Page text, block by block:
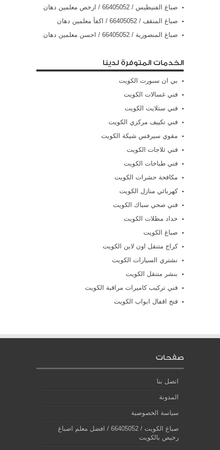
صباغ الفنيطيس / 66405052 / ارخص معلمين دهان
صباغ المنقف / 66405052 / اكفأ معلمين دهان
صباغ المنصورية / 66405052 / احسن معلمين دهان
الخدمات المتوفرة لدينا
بي ان سبورت الكويت
فني غسالات الكويت
فني ستلايت الكويت
فني تكييف مركزي الكويت
مقوي سيرفس شيكة الكويت
فني ثلاجات الكويت
فني طباخات الكويت
مكافحة حشرات الكويت
كهربائي منازل الكويت
فني صحي سباك الكويت
حداد مظلات الكويت
صباغ الكويت
كراج متنقل اون لاين الكويت
نشتري السيارات الكويت
بنشر متنقل الكويت
فني تركيب كاميرات مراقبة الكويت
فتح اقفال ابواب الكويت
صفحات
اتصل بنا
المدونة
سياسة الخصوصية
صباغ الكويت / 66405052 / افضل معلم اصباغ
رخيص بالكويت